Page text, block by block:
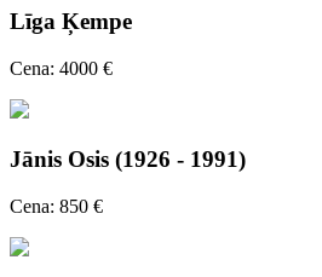
Līga Ķempe
Cena: 4000 €
Jānis Osis (1926 - 1991)
Cena: 850 €